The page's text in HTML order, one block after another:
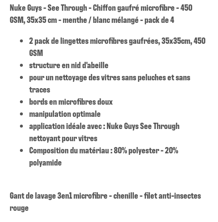
Nuke Guys - See Through - Chiffon gaufré microfibre - 450
GSM, 35x35 cm - menthe / blanc mélangé - pack de 4
2 pack de lingettes microfibres gaufrées, 35x35cm, 450
GSM
structure en nid d'abeille
pour un nettoyage des vitres sans peluches et sans
traces
bords en microfibres doux
manipulation optimale
application idéale avec : Nuke Guys See Through
nettoyant pour vitres
Composition du matériau : 80% polyester - 20%
polyamide
Gant de lavage 3en1 microfibre - chenille - filet anti-insectes
rouge